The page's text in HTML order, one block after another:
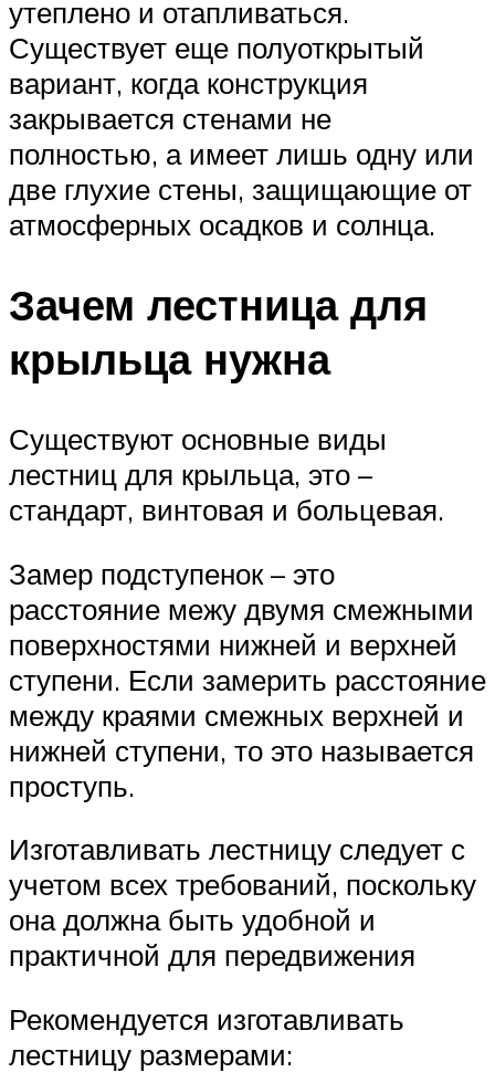
утеплено и отапливаться.
Существует еще полуоткрытый
вариант, когда конструкция
закрывается стенами не
полностью, а имеет лишь одну или
две глухие стены, защищающие от
атмосферных осадков и солнца.
Зачем лестница для
крыльца нужна
Существуют основные виды
лестниц для крыльца, это –
стандарт, винтовая и больцевая.
Замер подступенок – это
расстояние межу двумя смежными
поверхностями нижней и верхней
ступени. Если замерить расстояние
между краями смежных верхней и
нижней ступени, то это называется
проступь.
Изготавливать лестницу следует с
учетом всех требований, поскольку
она должна быть удобной и
практичной для передвижения
Рекомендуется изготавливать
лестницу размерами: